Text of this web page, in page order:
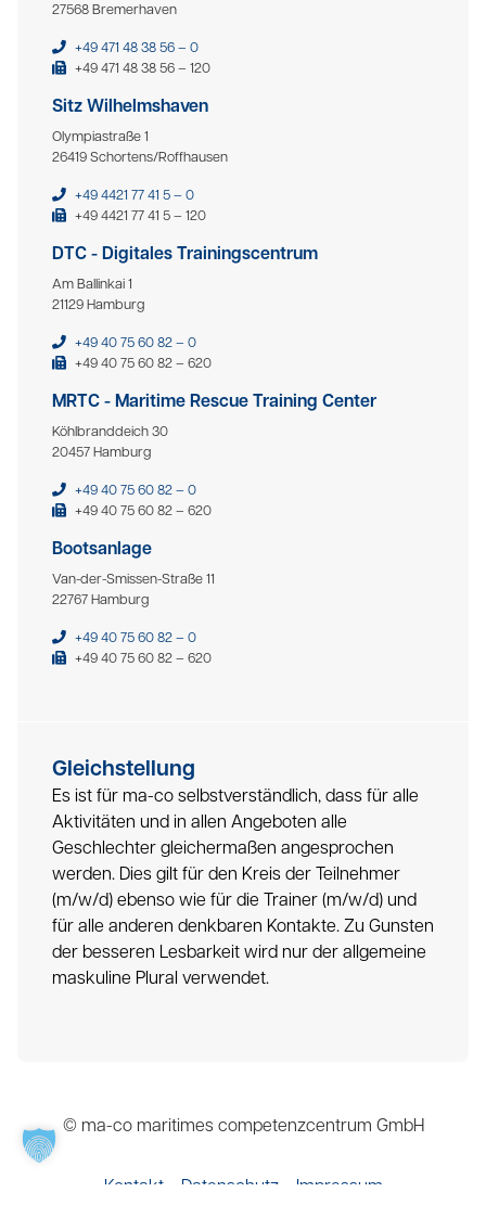
27568 Bremerhaven
+49 471 48 38 56 – 0
+49 471 48 38 56 – 120
Sitz Wilhelmshaven
Olympiastraße 1
26419 Schortens/Roffhausen
+49 4421 77 41 5 – 0
+49 4421 77 41 5 – 120
DTC - Digitales Trainingscentrum
Am Ballinkai 1
21129 Hamburg
+49 40 75 60 82 – 0
+49 40 75 60 82 – 620
MRTC - Maritime Rescue Training Center
Köhlbranddeich 30
20457 Hamburg
+49 40 75 60 82 – 0
+49 40 75 60 82 – 620
Bootsanlage
Van-der-Smissen-Straße 11
22767 Hamburg
+49 40 75 60 82 – 0
+49 40 75 60 82 – 620
Gleichstellung
Es ist für ma-co selbstverständlich, dass für alle
Aktivitäten und in allen Angeboten alle
Geschlechter gleichermaßen angesprochen
werden. Dies gilt für den Kreis der Teilnehmer
(m/w/d) ebenso wie für die Trainer (m/w/d) und
für alle anderen denkbaren Kontakte. Zu Gunsten
der besseren Lesbarkeit wird nur der allgemeine
maskuline Plural verwendet.
© ma-co maritimes competenzcentrum GmbH
Kontakt Datenschutz Impressum